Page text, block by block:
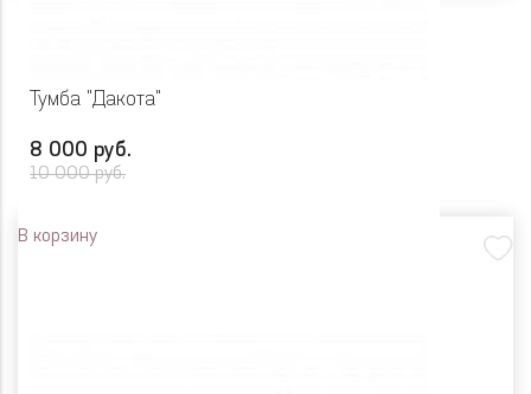
Тумба "Дакота"
8 000 руб.
10 000 руб.
В корзину